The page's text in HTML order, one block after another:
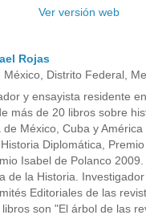
Ver versión web
Rojas
México, Distrito Federal,
y ensayista residente
más de 20 libros sobre
de México, Cuba y
Diplomática,
Isabel de Polanco
de la Historia. Investigador
Editoriales de las
son "El árbol de las